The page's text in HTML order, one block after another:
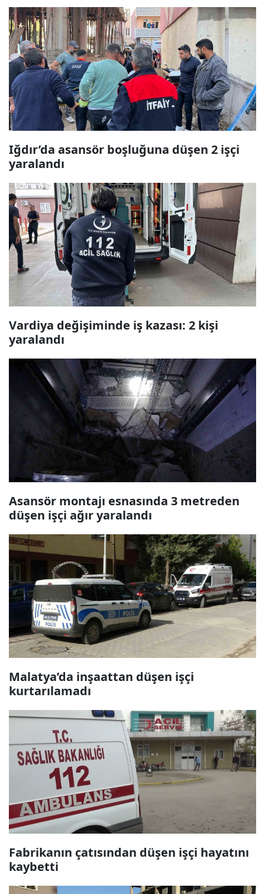
Iğdır’da asansör boşluğuna düşen 2 işçi
yaralandı
Vardiya değişiminde iş kazası: 2 kişi
yaralandı
Asansör montajı esnasında 3 metreden
düşen işçi ağır yaralandı
Malatya’da inşaattan düşen işçi
kurtarılamadı
Fabrikanın çatısından düşen işçi hayatını
kaybetti